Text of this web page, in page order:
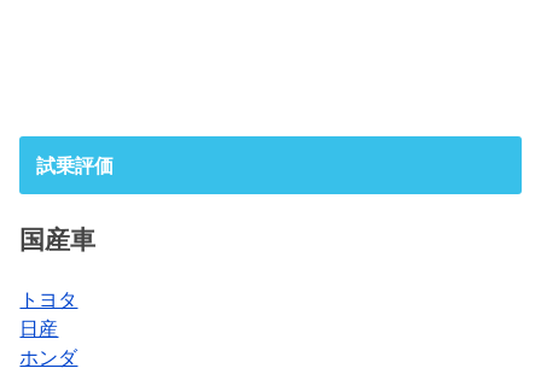
試乗評価
国産車
トヨタ
日産
ホンダ